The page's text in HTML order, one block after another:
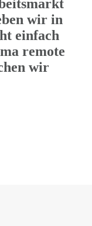
wir in
einfach
remote
wir